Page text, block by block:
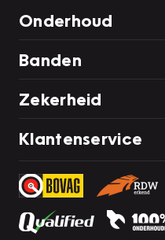
Onderhoud
Banden
Zekerheid
Klantenservice